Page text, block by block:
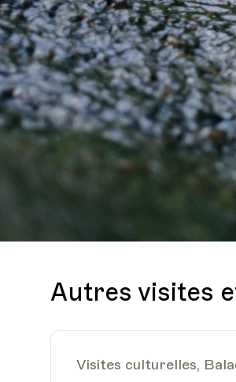
Autres visites
Visites culturelles,